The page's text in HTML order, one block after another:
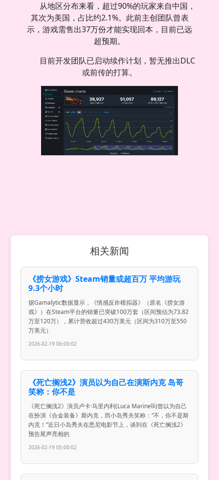
从地区分布来看，超过90%的玩家来自中国，
其次为美国，占比约2.1%。此前主创团队曾表
示，游戏需售出37万份才能实现回本，目前已远
超预期。
目前开发团队已启动续作计划，暂无推出DLC
或前传的打算。
相关新闻
《捞女游戏》Steam销量或超百万 平均游玩
9.3个小时
据Gamalytic数据显示，《情感反诈模拟器》（原名《捞女游
戏》）在Steam平台的销量已突破100万套（区间预估为73.82
万至120万），累计营收超过430万美元（区间为310万至550
万美元）
2026-02-19 06:00:02
《死亡搁浅2》演员以为自己在演斯内克 岛哥
笑称：你不是
《死亡搁浅2》演员卢卡·马里内利(Luca Marinelli)曾以为自己
在扮演《合金装备》斯内克，而小岛秀夫笑称：“不，你不是斯
内克！”近日小岛秀夫在悉尼电影节上，谈到在《死亡搁浅2》
预告尾声亮相的
2026-02-19 05:00:02